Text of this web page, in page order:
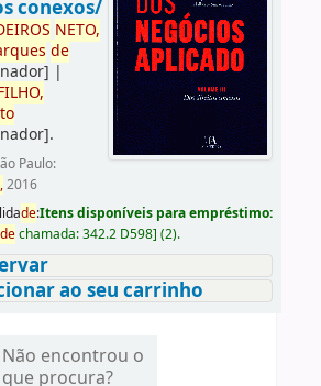
conexos/
IROS NETO,
de
nador] |
nador].
Paulo:
2016
de:Itens disponíveis para empréstimo:
dechamada:342.2 D598] (2).
ao seu carrinho
Não encontrou o
que procura?